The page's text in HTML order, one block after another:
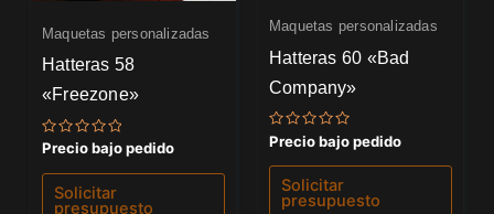
Maquetas personalizadas
Hatteras 58
«Freezone»
Valorado
0
de
Precio bajo pedido
Solicitar
presupuesto
Maquetas personalizadas
Hatteras 60 «Bad
Company»
Valorado
con
0
de
Precio bajo pedido
Solicitar
presupuesto